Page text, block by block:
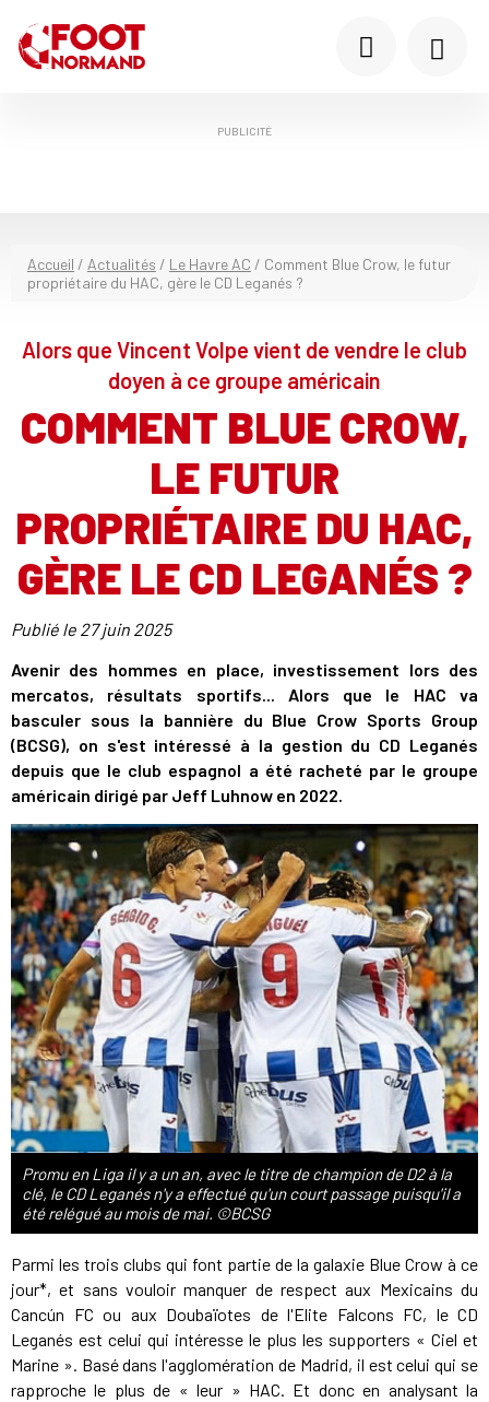
PUBLICITÉ
Accueil / Actualités / Le Havre AC / Comment Blue Crow, le futur
propriétaire du HAC, gère le CD Leganés ?
Alors que Vincent Volpe vient de vendre le club
doyen à ce groupe américain
COMMENT BLUE CROW,
LE FUTUR
PROPRIÉTAIRE DU HAC,
GÈRE LE CD LEGANÉS ?
Publié le 27 juin 2025
Avenir des hommes en place, investissement lors des
mercatos, résultats sportifs... Alors que le HAC va
basculer sous la bannière du Blue Crow Sports Group
(BCSG), on s'est intéressé à la gestion du CD Leganés
depuis que le club espagnol a été racheté par le groupe
américain dirigé par Jeff Luhnow en 2022.
Promu en Liga il y a un an, avec le titre de champion de D2 à la
clé, le CD Leganés n'y a effectué qu'un court passage puisqu'il a
été relégué au mois de mai. ©BCSG
Parmi les trois clubs qui font partie de la galaxie Blue Crow à ce
jour*, et sans vouloir manquer de respect aux Mexicains du
Cancún FC ou aux Doubaïotes de l'Elite Falcons FC, le CD
Leganés est celui qui intéresse le plus les supporters « Ciel et
Marine ». Basé dans l'agglomération de Madrid, il est celui qui se
rapproche le plus de « leur » HAC. Et donc en analysant la